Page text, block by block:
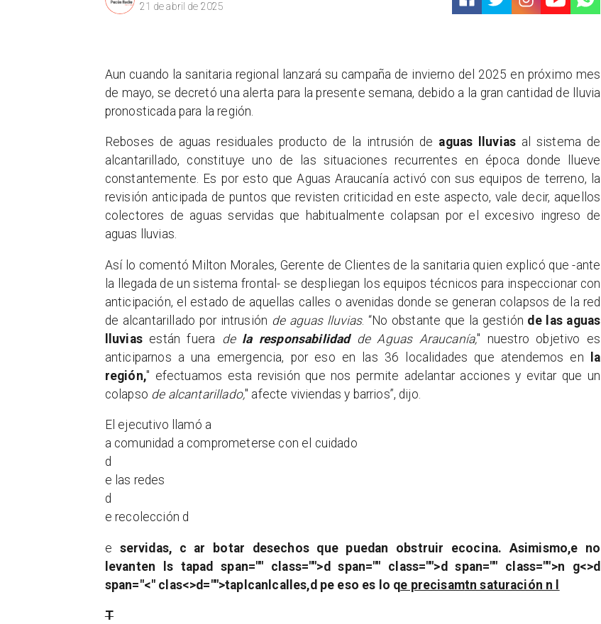
21 de abril de 2025
Aun cuando la sanitaria regional lanzará su campaña de invierno del 2025 en próximo mes
de mayo, se decretó una alerta para la presente semana, debido a la gran cantidad de lluvia
pronosticada para la región.
Reboses de aguas residuales producto de la intrusión de aguas lluvias al sistema de
alcantarillado, constituye uno de las situaciones recurrentes en época donde llueve
constantemente. Es por esto que Aguas Araucanía activó con sus equipos de terreno, la
revisión anticipada de puntos que revisten criticidad en este aspecto, vale decir, aquellos
colectores de aguas servidas que habitualmente colapsan por el excesivo ingreso de
aguas lluvias.
Así lo comentó Milton Morales, Gerente de Clientes de la sanitaria quien explicó que -ante
la llegada de un sistema frontal- se despliegan los equipos técnicos para inspeccionar con
anticipación, el estado de aquellas calles o avenidas donde se generan colapsos de la red
de alcantarillado por intrusión de aguas lluvias. “No obstante que la gestión de las aguas
lluviasestán fuera de la responsabilidad de Aguas Araucanía," nuestro objetivo es
anticiparnos a una emergencia, por eso en las 36 localidades que atendemos en
la
región," efectuamos esta revisión que nos permite adelantar acciones y evitar que un
colapso de alcantarillado," afecte viviendas y barrios”, dijo.
El ejecutivo llamó a
a comunidad a comprometerse con el cuidado
d
e las redes
d
e recolección d
e servidas, c ar botar desechos que puedan obstruir ecocina. Asimismo,e no
levanten l s tapad span="" class="">d span="" class="">d span="" class="">n g<>d
span="<" clas<>d="">tap lcan lcalles,d pe eso es lo qe precisamtn saturación n l
T